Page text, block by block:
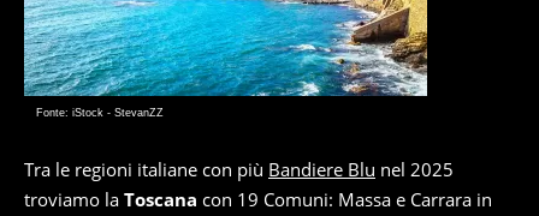
Fonte: iStock - StevanZZ
Tra le regioni italiane con più Bandiere Blu nel 2025
troviamo la Toscana con 19 Comuni: Massa e Carrara in